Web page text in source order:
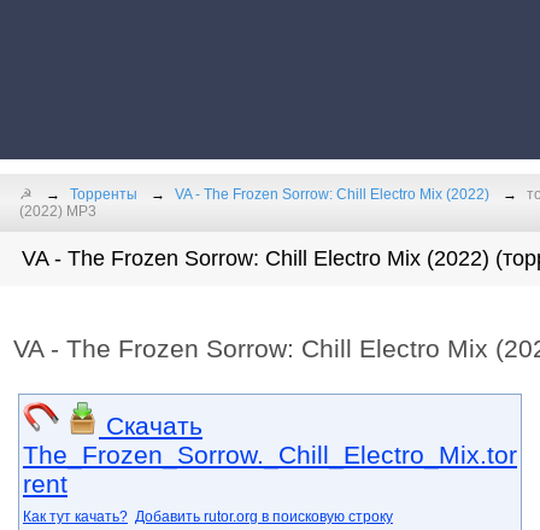
☭ Торренты VA - The Frozen Sorrow: Chill Electro Mix (2022)
(2022) MP3
VA - The Frozen Sorrow: Chill Electro Mix (2022)
VA - The Frozen Sorrow: Chill Electro Mix
Скачать
The_Frozen_Sorrow._Chill_Electro_Mix.tor
rent
Как тут качать? Добавить rutor.org в поисковую строку